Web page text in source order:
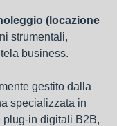
(locazione
strumentali,
business.
gestito dalla
specializzata in
plug-in digitali B2B,